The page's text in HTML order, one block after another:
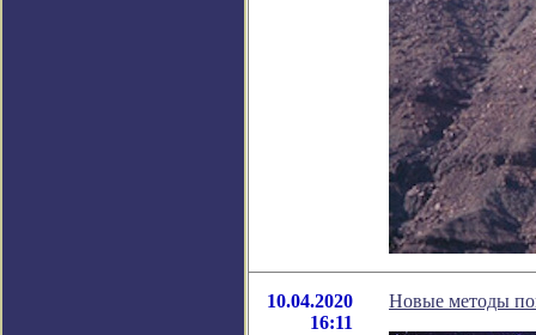
10.04.2020
16:11
Новые методы